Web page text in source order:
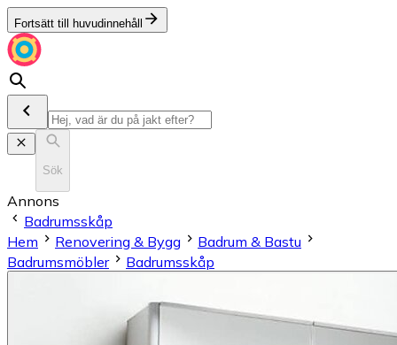
Fortsätt till huvudinnehåll
Sök
Annons
Badrumsskåp
Hem
Renovering & Bygg
Badrum & Bastu
Badrumsmöbler
Badrumsskåp